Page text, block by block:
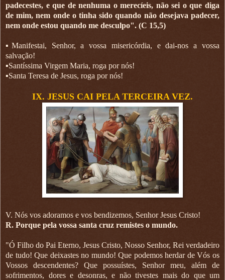
padecestes, e que de nenhuma o merecíeis, não sei o que diga
de mim, nem onde o tinha sido quando não desejava padecer,
nem onde estou quando me desculpo". (C 15,5)
▪︎Manifestai, Senhor, a vossa misericórdia, e dai-nos a vossa
salvação!
▪︎Santíssima Virgem Maria, roga por nós!
▪︎Santa Teresa de Jesus, roga por nós!
IX. JESUS CAI PELA TERCEIRA VEZ.
V. Nós vos adoramos e vos bendizemos, Senhor Jesus Cristo!
R. Porque pela vossa santa cruz remistes o mundo.
"Ó Filho do Pai Eterno, Jesus Cristo, Nosso Senhor, Rei verdadeiro
de tudo! Que deixastes no mundo! Que podemos herdar de Vós os
Vossos descendentes? Que possuístes, Senhor meu, além de
sofrimentos, dores e desonras, e não tivestes mais do que um